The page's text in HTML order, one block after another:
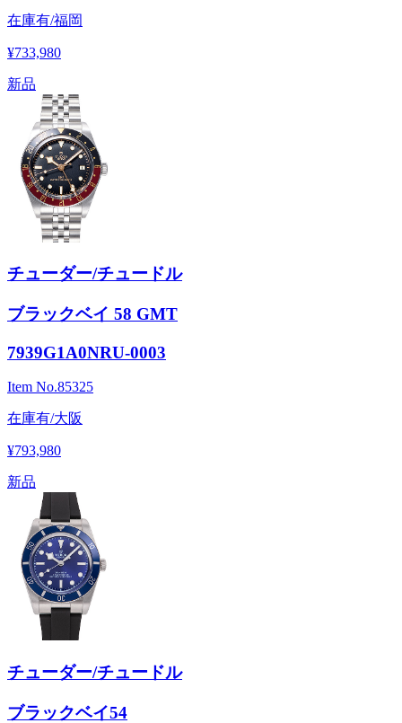
在庫有/福岡
¥733,980
新品
チューダー/チュードル
ブラックベイ 58 GMT
7939G1A0NRU-0003
Item No.85325
在庫有/大阪
¥793,980
新品
チューダー/チュードル
ブラックベイ54